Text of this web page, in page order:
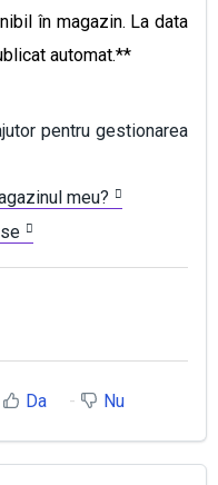
în magazin. La data
automat.**
pentru gestionarea
meu?
Da Nu